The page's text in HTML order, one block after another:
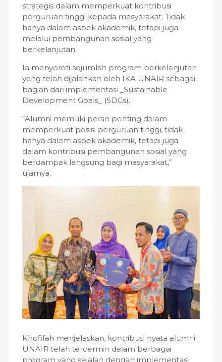
strategis dalam memperkuat kontribusi
perguruan tinggi kepada masyarakat. Tidak
hanya dalam aspek akademik, tetapi juga
melalui pembangunan sosial yang
berkelanjutan.
Ia menyoroti sejumlah program berkelanjutan
yang telah dijalankan oleh IKA UNAIR sebagai
bagian dari implementasi _Sustainable
Development Goals_ (SDGs).
“Alumni memiliki peran penting dalam
memperkuat posisi perguruan tinggi, tidak
hanya dalam aspek akademik, tetapi juga
dalam kontribusi pembangunan sosial yang
berdampak langsung bagi masyarakat,”
ujarnya.
Khofifah menjelaskan, kontribusi nyata alumni
UNAIR telah tercermin dalam berbagai
program yang sejalan dengan implementasi